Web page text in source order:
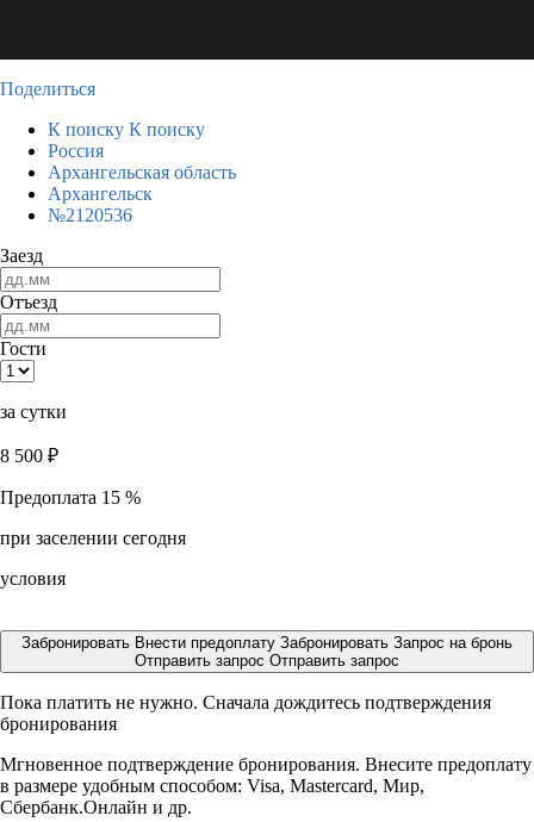
Поделиться
К поиску К поиску
Россия
Архангельская область
Архангельск
№2120536
Заезд
Отъезд
Гости
за сутки
8 500 ₽
Предоплата 15 %
при заселении сегодня
условия
Забронировать Внести предоплату Забронировать Запрос на бронь
Отправить запрос Отправить запрос
Пока платить не нужно. Сначала дождитесь подтверждения
бронирования
Мгновенное подтверждение бронирования. Внесите предоплату
в размере удобным способом: Visa, Mastercard, Мир,
Сбербанк.Онлайн и др.